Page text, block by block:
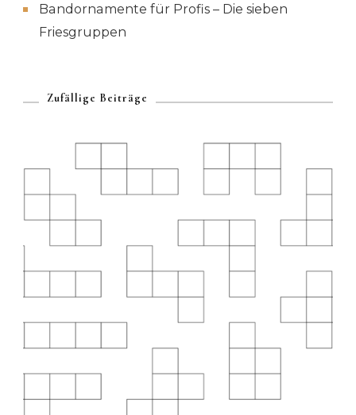
Bandornamente für Profis – Die sieben
Friesgruppen
Zufällige Beiträge